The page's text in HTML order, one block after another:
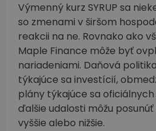
Výmenný kurz SYRUP sa
so zmenami v širšom
reakcii na ne. Rovnako ako
Maple Finance môže byť
nariadeniami. Daňová
týkajúce sa investícií,
plány týkajúce sa
ďalšie udalosti môžu
vyššie alebo nižšie.